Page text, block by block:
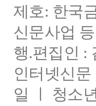
제호: 한국
신문사업
행.편집인 :
인터넷신문
일 ㅣ 청소